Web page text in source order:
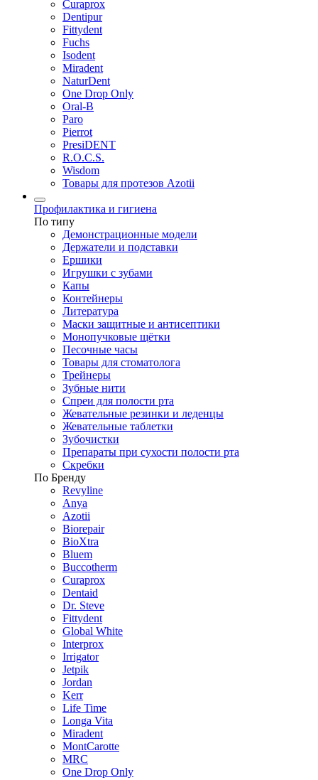
Curaprox
Dentipur
Fittydent
Fuchs
Isodent
Miradent
NaturDent
One Drop Only
Oral-B
Paro
Pierrot
PresiDENT
R.O.C.S.
Wisdom
Товары для протезов Azotii
Профилактика и гигиена
По типу
Демонстрационные модели
Держатели и подставки
Ершики
Игрушки с зубами
Капы
Контейнеры
Литература
Маски защитные и антисептики
Монопучковые щётки
Песочные часы
Товары для стоматолога
Трейнеры
Зубные нити
Спреи для полости рта
Жевательные резинки и леденцы
Жевательные таблетки
Зубочистки
Препараты при сухости полости рта
Скребки
По Бренду
Revyline
Anya
Azotii
Biorepair
BioXtra
Bluem
Buccotherm
Curaprox
Dentaid
Dr. Steve
Fittydent
Global White
Interprox
Irrigator
Jetpik
Jordan
Kerr
Life Time
Longa Vita
Miradent
MontCarotte
MRC
One Drop Only